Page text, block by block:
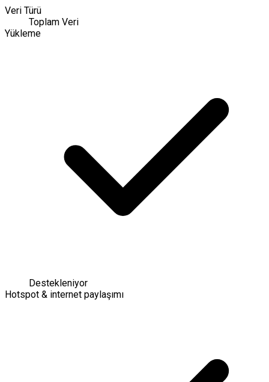
Veri Türü
Toplam Veri
Yükleme
Destekleniyor
Hotspot & internet paylaşımı